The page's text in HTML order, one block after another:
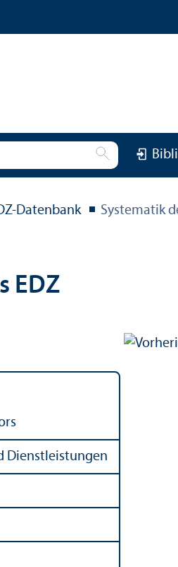
Datenbank Systematik
EDZ
Dienstleistungen